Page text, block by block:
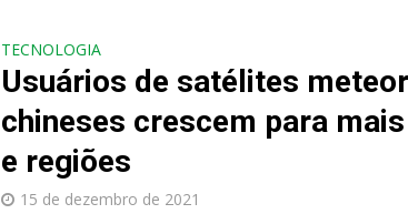
TECNOLOGIA
Usuários de satélites
chineses crescem para
e regiões
15 de dezembro de 2021